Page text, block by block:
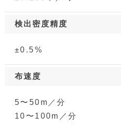
検出密度精度
±0.5%
布速度
5〜50m／分
10〜100m／分